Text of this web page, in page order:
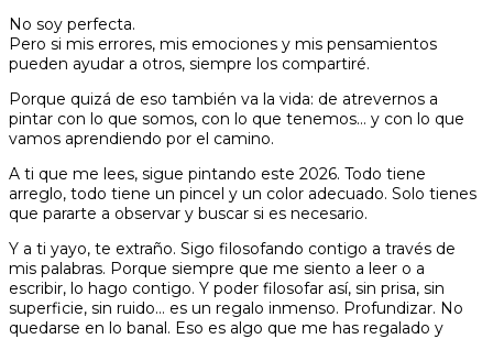
No soy perfecta.
Pero si mis errores, mis emociones y mis pensamientos
pueden ayudar a otros, siempre los compartiré.
Porque quizá de eso también va la vida: de atrevernos a
pintar con lo que somos, con lo que tenemos… y con lo que
vamos aprendiendo por el camino.
A ti que me lees, sigue pintando este 2026. Todo tiene
arreglo, todo tiene un pincel y un color adecuado. Solo tienes
que pararte a observar y buscar si es necesario.
Y a ti yayo, te extraño. Sigo filosofando contigo a través de
mis palabras. Porque siempre que me siento a leer o a
escribir, lo hago contigo. Y poder filosofar así, sin prisa, sin
superficie, sin ruido… es un regalo inmenso. Profundizar. No
quedarse en lo banal. Eso es algo que me has regalado y